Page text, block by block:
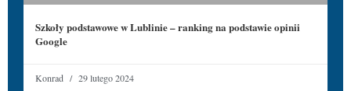
Szkoły podstawowe w Lublinie – ranking na podstawie opinii
Google
Konrad 29 lutego 2024